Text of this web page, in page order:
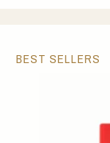
BEST SELLERS